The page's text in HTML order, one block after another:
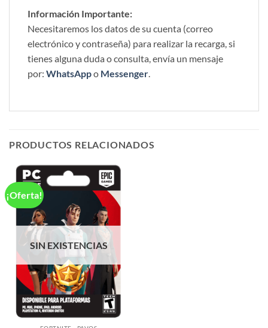
Información Importante:
Necesitaremos los datos de su cuenta (correo
electrónico y contraseña) para realizar la recarga, si
tienes alguna duda o consulta, envía un mensaje
por: WhatsAppo Messenger
PRODUCTOS RELACIONADOS
¡Oferta!
SIN EXISTENCIAS